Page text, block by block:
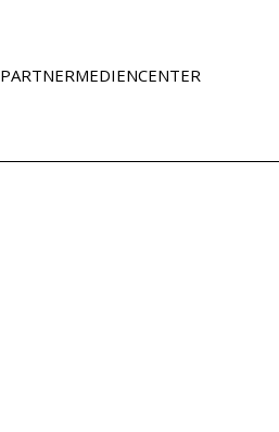
PART­NERMEDI­EN­CEN­TER